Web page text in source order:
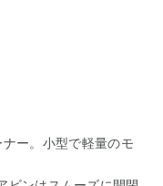
ー。小型で軽量のモ